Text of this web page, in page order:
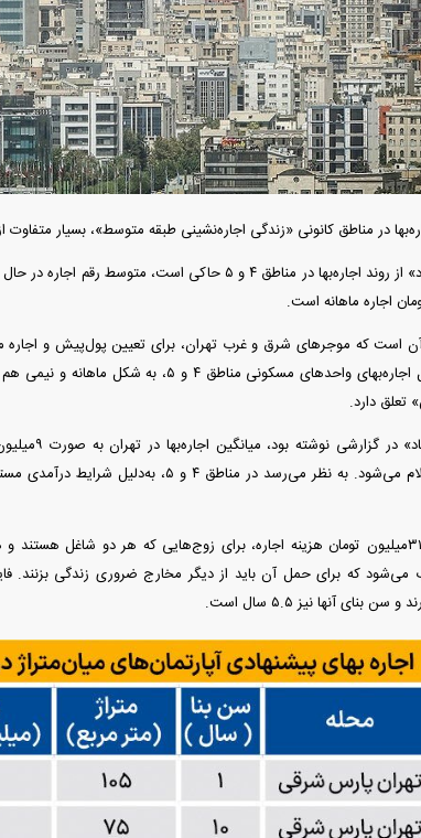
در مناطق کانونی «زندگی اجاره‌نشینی طبقه متوسط»، بسیار متفاوت
گزارش «دنیای‌اقتصاد» از روند اجاره‌بها در مناطق ۴ و ۵
آن است که موجر‌های شرق و غرب تهران، برای تعیین پول‌پیش و اجاره
می‌دهد، نیمی از کل اجاره‌بهای واحد‌های
دارد.
موجر‌ها تعیین و اعلام می‌شود. به نظر می‌رسد در
با این حال، ماهی ۳۱‌میلیون تومان هزینه اجاره، برای زوج‌هایی که هر دو
آنها نیز ۵.۵ سال است.
اروپا؛ آیا
پیدا می‌کنند؟
واردات خودرو از منطقه آزاد تهران؛ مناظره
داغی که بازار خودرو را تحت تأثیر قرار داد
رونمایی از پوکو M ۸ پاور با باتری ۸۰۰۰